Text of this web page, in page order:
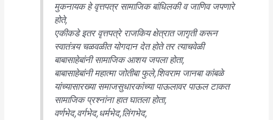
मुकनायक हे वृत्तपत्र सामाजिक बांधिलकी व जाणिव जपणारे
होते,
एकीकडे इतर वृत्तपत्रे राजकिय क्षेत्रात जागृती करून
स्वातंत्र्य चळवळीत योगदान देत होते तर त्याचवेळी
बाबासाहेबांनी सामाजिक आशय जपला होता,
बाबासाहेबांनी महात्मा जोतीबा फुले,शिवराम जानबा कांबळे
यांच्यासारख्या समाजसुधारकांच्या पाऊलावर पाऊल टाकत
सामाजिक प्रश्नांना हात घातला होता,
वर्णभेद,वर्गभेद,धर्मभेद,लिंगभेद,